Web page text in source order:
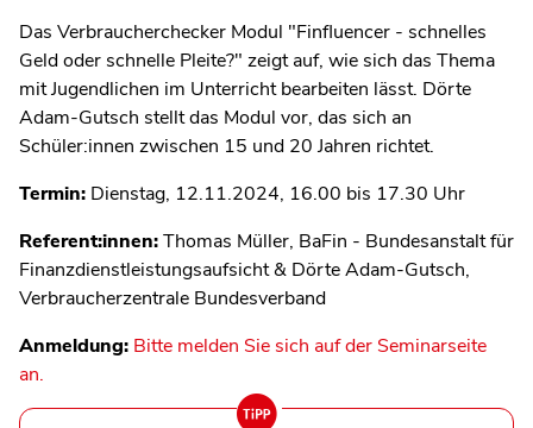
Das Verbraucherchecker Modul "Finfluencer - schnelles
Geld oder schnelle Pleite?" zeigt auf, wie sich das Thema
mit Jugendlichen im Unterricht bearbeiten lässt. Dörte
Adam-Gutsch stellt das Modul vor, das sich an
Schüler:innen zwischen 15 und 20 Jahren richtet.
Termin: Dienstag, 12.11.2024, 16.00 bis 17.30 Uhr
Referent:innen:Thomas Müller, BaFin - Bundesanstalt für
Finanzdienstleistungsaufsicht & Dörte Adam-Gutsch,
Verbraucherzentrale Bundesverband
Anmeldung: Bitte melden Sie sich auf der Seminarseite
an.